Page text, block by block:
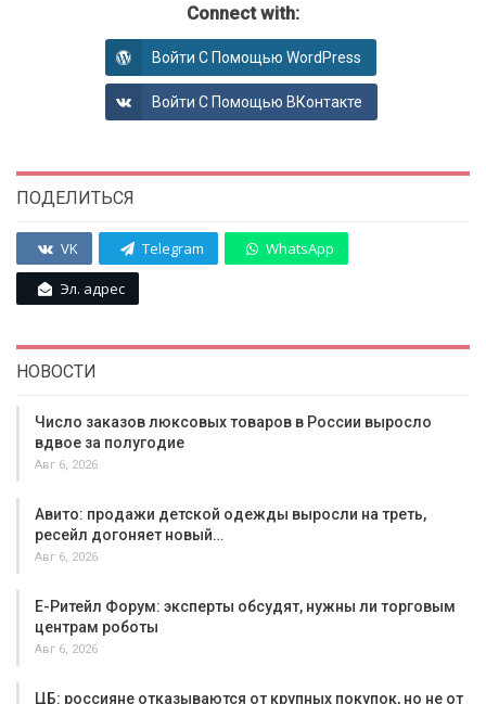
Connect with:
Войти С Помощью WordPress
Войти С Помощью ВКонтакте
ПОДЕЛИТЬСЯ
VK Telegram WhatsApp
Эл. адрес
НОВОСТИ
Число заказов люксовых товаров в России выросло
вдвое за полугодие
Авг 6, 2026
Авито: продажи детской одежды выросли на треть,
ресейл догоняет новый…
Авг 6, 2026
Е-Ритейл Форум: эксперты обсудят, нужны ли торговым
центрам роботы
Авг 6, 2026
ЦБ: россияне отказываются от крупных покупок, но не от